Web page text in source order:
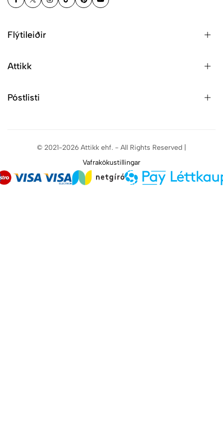
Flýtileiðir
Attikk
Póstlisti
© 2021-2026 Attikk ehf. - All Rights Reserved |
Vafrakökustillingar